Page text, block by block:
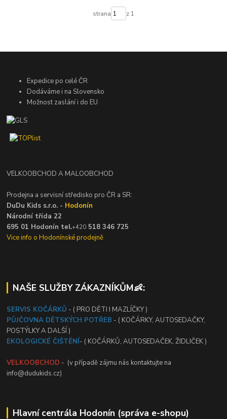
strana z 1
Expedice po celé ČR
Dodáváme i na Slovensko
Možnost zaslání i do EU
VELKOOBCHOD A MALOOBCHOD
Prodejna a servisní středisko pro ČR a SR:
DuDu Kids s.r.o. - Hodonín
Národní třída 22
695 01 Hodonín tel.+420 518 346 725
Vice info o Hodonínské prodejně
NAŠE SLUŽBY ZÁKAZNÍKŮM👶:
SERVIS KOČÁRKŮ - ( PRO DĚTI I MAZLÍČKY )
PŮJČOVNA DĚTSKÝCH POTŘEB - ( KOČÁRKY, AUTOSEDAČKY,
POSTÝLKY A DALŠÍ )
EKOLOGICKÉ ČIŠTĚNÍ- ( KOČÁRKŮ, AUTOSEDAČEK, ŽIDLIČEK )
VELKOOBCHOD - (v případě zájmu nás kontaktujte na
info@dudukids.cz)
Hlavní centrála Hodonín (správa e-shopu)